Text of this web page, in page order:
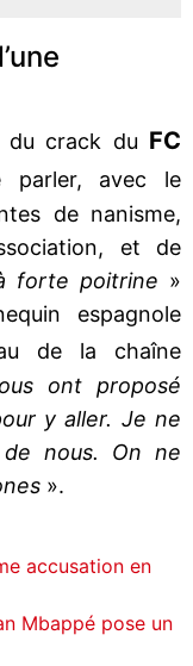
du crack du FC
parler, avec le
de nanisme,
et de
forte poitrine »
espagnole
de la chaîne
ont proposé
y aller. Je ne
nous. On ne
».
accusation en
Mbappé pose un